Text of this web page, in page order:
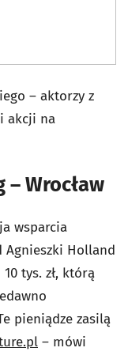
– aktorzy z
akcji na
Wrocław
wsparcia
Agnieszki Holland
tys. zł, którą
pieniądze zasilą
– mówi